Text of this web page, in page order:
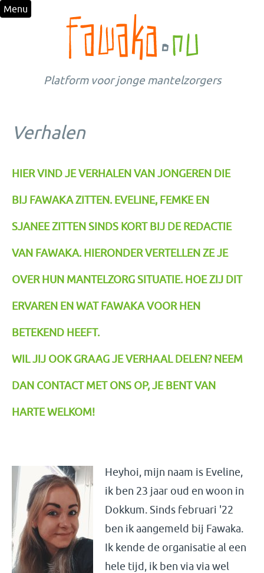
Menu
Platform voor jonge mantelzorgers
Verhalen
HIER VIND JE VERHALEN VAN JONGEREN DIE
BIJ FAWAKA ZITTEN. EVELINE, FEMKE EN
SJANEE ZITTEN SINDS KORT BIJ DE REDACTIE
VAN FAWAKA. HIERONDER VERTELLEN ZE JE
OVER HUN MANTELZORG SITUATIE. HOE ZIJ DIT
ERVAREN EN WAT FAWAKA VOOR HEN
BETEKEND HEEFT.
WIL JIJ OOK GRAAG JE VERHAAL DELEN? NEEM
DAN CONTACT MET ONS OP, JE BENT VAN
HARTE WELKOM!
Heyhoi, mijn naam is Eveline,
ik ben 23 jaar oud en woon in
Dokkum. Sinds februari '22
ben ik aangemeld bij Fawaka.
Ik kende de organisatie al een
hele tijd, ik ben via via wel